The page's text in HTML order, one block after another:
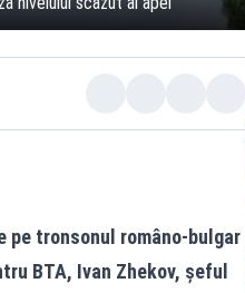
pe tronsonul româno-bulgar
BTA, Ivan Zhekov, şeful